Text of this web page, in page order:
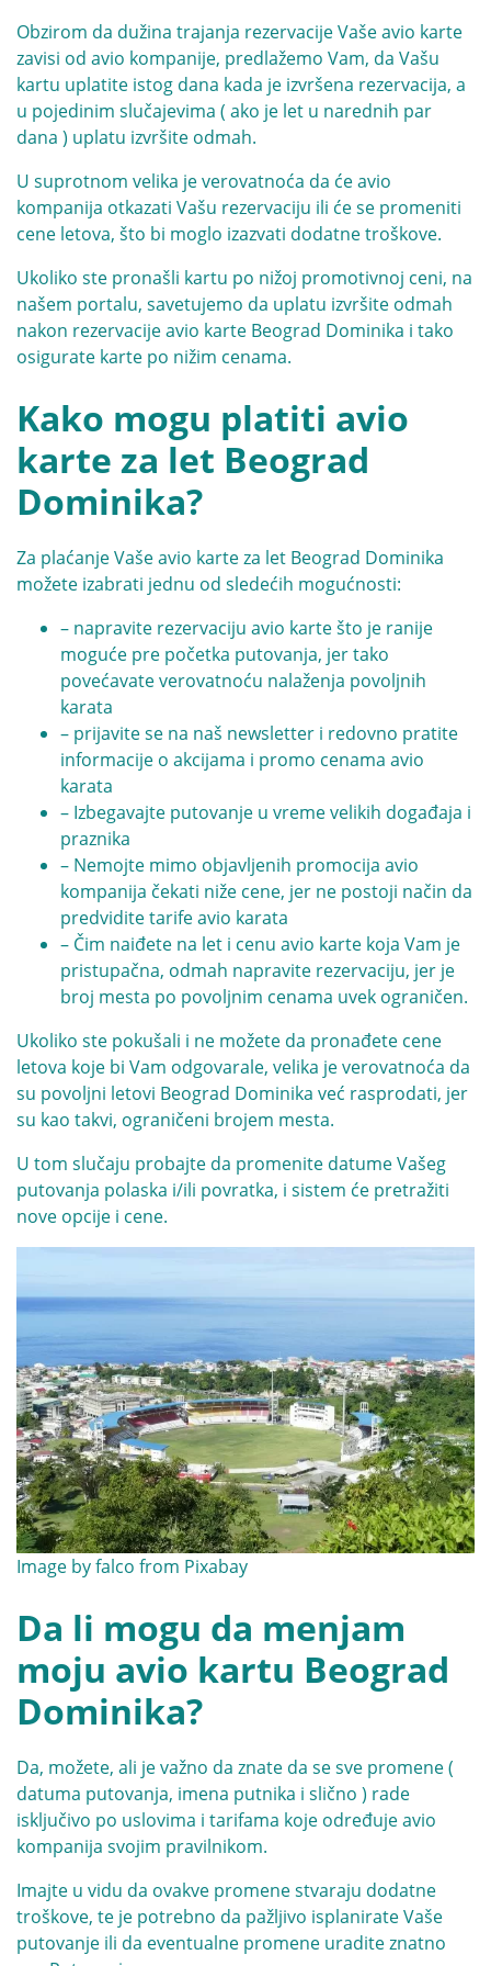
Obzirom da dužina trajanja rezervacije Vaše avio karte
zavisi od avio kompanije, predlažemo Vam, da Vašu
kartu uplatite istog dana kada je izvršena rezervacija, a
u pojedinim slučajevima ( ako je let u narednih par
dana ) uplatu izvršite odmah.
U suprotnom velika je verovatnoća da će avio
kompanija otkazati Vašu rezervaciju ili će se promeniti
cene letova, što bi moglo izazvati dodatne troškove.
Ukoliko ste pronašli kartu po nižoj promotivnoj ceni, na
našem portalu, savetujemo da uplatu izvršite odmah
nakon rezervacije avio karte Beograd Dominika i tako
osigurate karte po nižim cenama.
Kako mogu platiti avio
karte za let Beograd
Dominika?
Za plaćanje Vaše avio karte za let Beograd Dominika
možete izabrati jednu od sledećih mogućnosti:
– napravite rezervaciju avio karte što je ranije
moguće pre početka putovanja, jer tako
povećavate verovatnoću nalaženja povoljnih
karata
– prijavite se na naš newsletter i redovno pratite
informacije o akcijama i promo cenama avio
karata
– Izbegavajte putovanje u vreme velikih događaja i
praznika
– Nemojte mimo objavljenih promocija avio
kompanija čekati niže cene, jer ne postoji način da
predvidite tarife avio karata
– Čim naiđete na let i cenu avio karte koja Vam je
pristupačna, odmah napravite rezervaciju, jer je
broj mesta po povoljnim cenama uvek ograničen.
Ukoliko ste pokušali i ne možete da pronađete cene
letova koje bi Vam odgovarale, velika je verovatnoća da
su povoljni letovi Beograd Dominika već rasprodati, jer
su kao takvi, ograničeni brojem mesta.
U tom slučaju probajte da promenite datume Vašeg
putovanja polaska i/ili povratka, i sistem će pretražiti
nove opcije i cene.
Image byfalco from Pixabay
Da li mogu da menjam
moju avio kartu Beograd
Dominika?
Da, možete, ali je važno da znate da se sve promene (
datuma putovanja, imena putnika i slično ) rade
isključivo po uslovima i tarifama koje određuje avio
kompanija svojim pravilnikom.
Imajte u vidu da ovakve promene stvaraju dodatne
troškove, te je potrebno da pažljivo isplanirate Vaše
putovanje ili da eventualne promene uradite znatno